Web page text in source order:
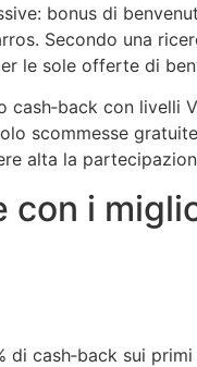
bonus di
Secondo una
le sole offerte di
con livelli
scommesse
alta la
con i
di cash‑back sui